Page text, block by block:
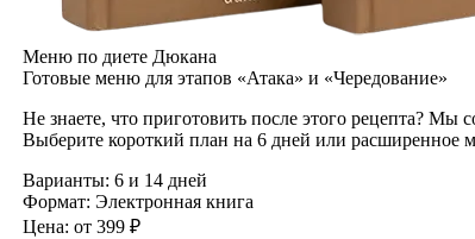
Меню по диете Дюкана
Готовые меню для этапов «Атака» и «Чередование»
Не знаете, что приготовить после этого рецепта?
Выберите короткий план на 6 дней или расширенное
Варианты: 6 и 14 дней
Формат: Электронная книга
Цена: от 399 ₽